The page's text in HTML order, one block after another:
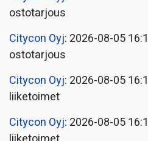
ostotarjous
Citycon Oyj: 2026-08-05
ostotarjous
Citycon Oyj: 2026-08-05
liiketoimet
Citycon Oyj: 2026-08-05